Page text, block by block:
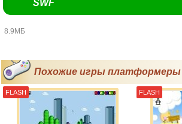
SWF
8.9МБ
Похожие игры платформеры
FLASH FLASH